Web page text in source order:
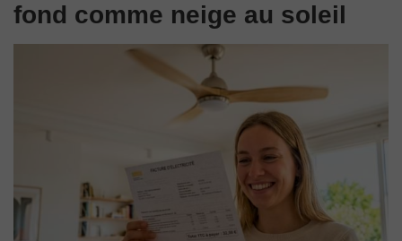
fond comme neige au soleil